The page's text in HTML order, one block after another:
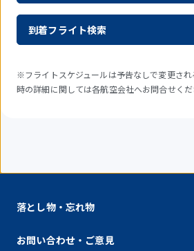
到着フライト検索
※フライトスケジュールは予告なしで変更さ
時の詳細に関しては各航空会社へお問合せくだ
落とし物・忘れ物
お問い合わせ・ご意見